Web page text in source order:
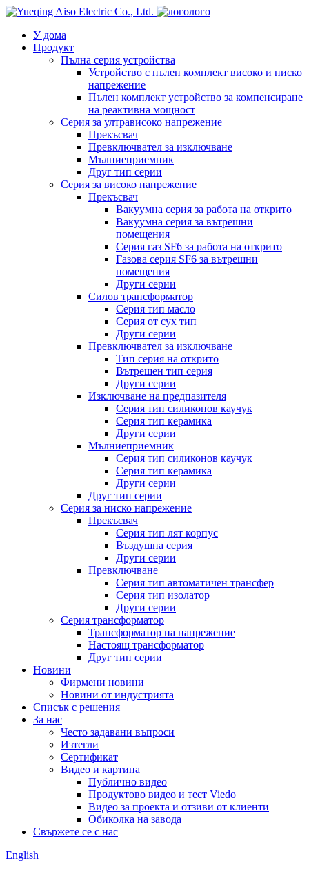
лого
У дома
Продукт
Пълна серия устройства
Устройство с пълен комплект високо и ниско
напрежение
Пълен комплект устройство за компенсиране
на реактивна мощност
Серия за ултрависоко напрежение
Прекъсвач
Превключвател за изключване
Мълниеприемник
Друг тип серии
Серия за високо напрежение
Прекъсвач
Вакуумна серия за работа на открито
Вакуумна серия за вътрешни
помещения
Серия газ SF6 за работа на открито
Газова серия SF6 за вътрешни
помещения
Други серии
Силов трансформатор
Серия тип масло
Серия от сух тип
Други серии
Превключвател за изключване
Тип серия на открито
Вътрешен тип серия
Други серии
Изключване на предпазителя
Серия тип силиконов каучук
Серия тип керамика
Други серии
Мълниеприемник
Серия тип силиконов каучук
Серия тип керамика
Други серии
Друг тип серии
Серия за ниско напрежение
Прекъсвач
Серия тип лят корпус
Въздушна серия
Други серии
Превключване
Серия тип автоматичен трансфер
Серия тип изолатор
Други серии
Серия трансформатор
Трансформатор на напрежение
Настоящ трансформатор
Друг тип серии
Новини
Фирмени новини
Новини от индустрията
Списък с решения
За нас
Често задавани въпроси
Изтегли
Сертификат
Видео и картина
Публично видео
Продуктово видео и тест Viedo
Видео за проекта и отзиви от клиенти
Обиколка на завода
Свържете се с нас
English